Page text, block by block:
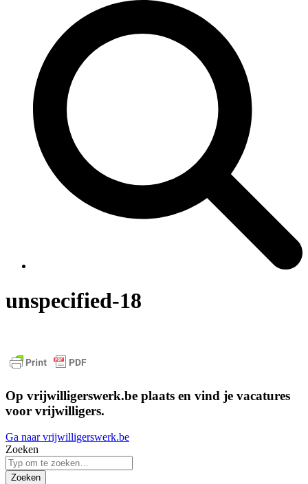
unspecified-18
Op vrijwilligerswerk.be plaats en vind je vacatures
voor vrijwilligers.
Ga naar vrijwilligerswerk.be
Zoeken
Zoeken